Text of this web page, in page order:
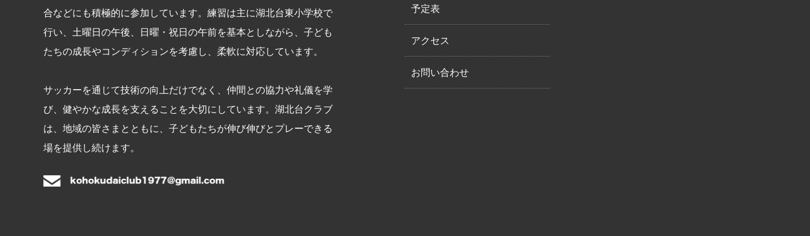
合などにも積極的に参加しています。練習は主に湖北台東小学校で
行い、土曜日の午後、日曜・祝日の午前を基本としながら、子ども
たちの成長やコンディションを考慮し、柔軟に対応しています。
サッカーを通じて技術の向上だけでなく、仲間との協力や礼儀を学
び、健やかな成長を支えることを大切にしています。湖北台クラブ
は、地域の皆さまとともに、子どもたちが伸び伸びとプレーできる
場を提供し続けます。
予定表
アクセス
お問い合わせ